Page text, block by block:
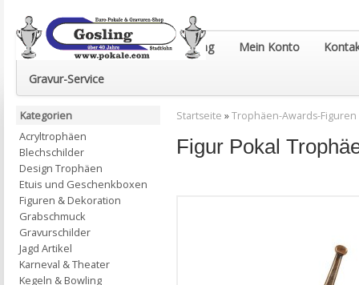
Euro-Pokale & Gravur-Shop Gosling Mein Konto
Gravur-Service
Startseite »Trophäen-Awards-Figuren
Figur Pokal
Kategorien
Acryltrophäen
Blechschilder
Design Trophäen
Etuis und Geschenkboxen
Figuren & Dekoration
Grabschmuck
Gravurschilder
Jagd Artikel
Karneval & Theater
Kegeln & Bowling